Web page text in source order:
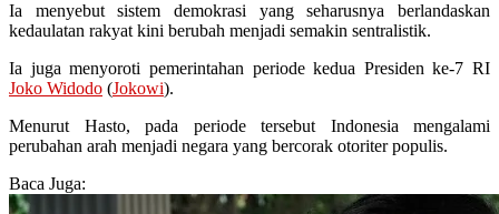
Ia menyebut sistem demokrasi yang seharusnya berlandaskan
kedaulatan rakyat kini berubah menjadi semakin sentralistik.
Ia juga menyoroti pemerintahan periode kedua Presiden ke-7 RI
Joko Widodo (Jokowi).
Menurut Hasto, pada periode tersebut Indonesia mengalami
perubahan arah menjadi negara yang bercorak otoriter populis.
Baca Juga: